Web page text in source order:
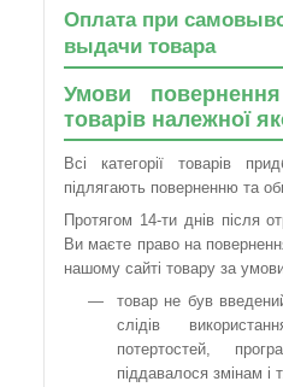
Оплата при
выдачи товара
Умови
товарів належної
Всі категорії товарів
підлягають поверненню та
Протягом 14-ти днів після
Ви маєте право на
нашому сайті товару за
товар не був
слідів
потертостей,
піддавалося змінам і